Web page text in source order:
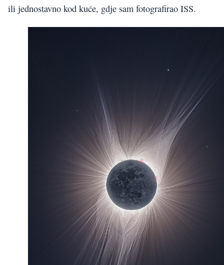
ili jednostavno kod kuće, gdje sam fotografirao ISS.